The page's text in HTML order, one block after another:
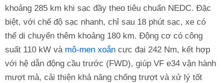
khoảng 285 km khi sạc đầy theo tiêu chuẩn NEDC. Đặc
biệt, với chế độ sạc nhanh, chỉ sau 18 phút sạc, xe có
thể di chuyển thêm khoảng 180 km. Động cơ có công
suất 110 kW và mô-men xoắn cực đại 242 Nm, kết hợp
với hệ dẫn động cầu trước (FWD), giúp VF e34 vận hành
mượt mà, cải thiện khả năng chống trượt và xử lý tốt